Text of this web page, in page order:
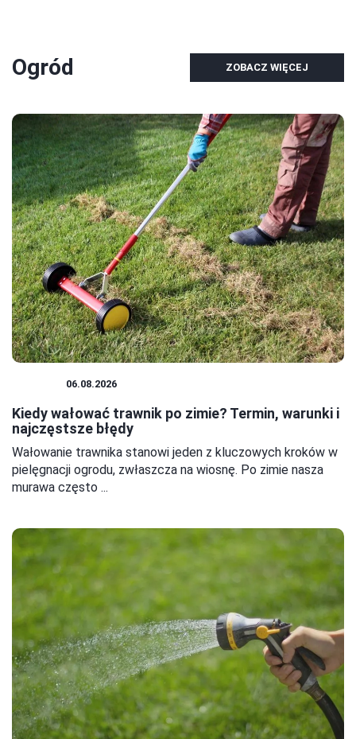
Ogród ZOBACZ WIĘCEJ
06.08.2026
Kiedy wałować trawnik po zimie? Termin, warunki i
najczęstsze błędy
Wałowanie trawnika stanowi jeden z kluczowych kroków w
pielęgnacji ogrodu, zwłaszcza na wiosnę. Po zimie nasza
murawa często ...